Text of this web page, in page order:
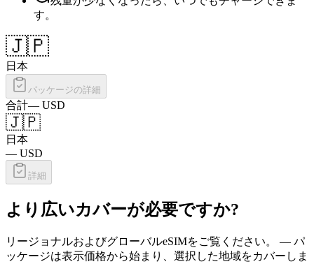
す。
🇯🇵
日本
パッケージの詳細
合計— USD
🇯🇵
日本
— USD
詳細
より広いカバーが必要ですか?
リージョナルおよびグローバルeSIMをご覧ください。 — パ
ッケージは表示価格から始まり、選択した地域をカバーしま